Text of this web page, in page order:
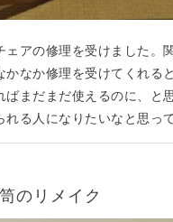
アの修理を受けました。
なか修理を受けてくれる
まだまだ使えるのに、と
る人になりたいなと思って
のリメイク